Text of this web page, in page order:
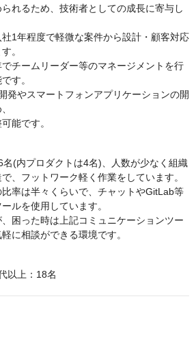
れるため、技術者としての成長に寄与し
1年程度で軽微な案件から設計・顧客対応
。
チームリーダー等のマネージメントを行
す。
発やスマートフォンアプリケーションの開
能です。
(内プロダクトは4名)、人数が少なく組織
、フットワーク軽く作業をしています。
率は半々くらいで、チャットやGitLab等
ルを使用しています。
困った時は上記コミュニケーションツー
に相談ができる環境です。
以上：18名